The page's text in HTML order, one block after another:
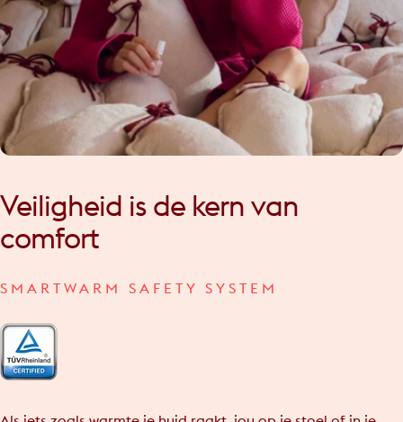
Veiligheid is de kern van
comfort
SMARTWARM SAFETY SYSTEM